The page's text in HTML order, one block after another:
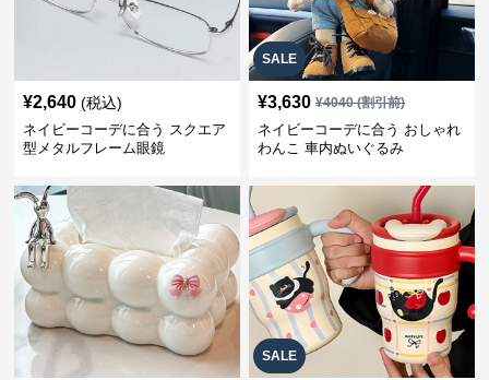
¥2,640 (税込)
ネイビーコーデに合う スクエア
型メタルフレーム眼鏡
SALE
¥3,630 ¥4040(割引前)
ネイビーコーデに合う おしゃれ
わんこ 車内ぬいぐるみ
SALE